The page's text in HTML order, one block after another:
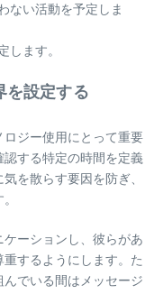
ない活動を予定しま
します。
を設定する
ジー使用にとって重要
する特定の時間を定義
を散らす要因を防ぎ、
ーションし、彼らがあ
するようにします。た
でいる間はメッセージ